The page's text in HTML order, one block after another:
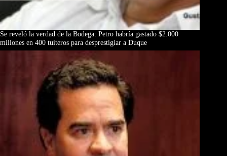
Se reveló la verdad de la Bodega: Petro habría gastado $2.000
millones en 400 tuiteros para desprestigiar a Duque